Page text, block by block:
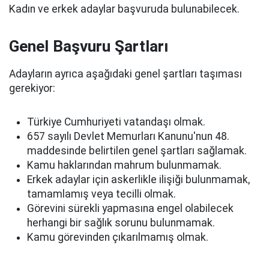
Kadın ve erkek adaylar başvuruda bulunabilecek.
Genel Başvuru Şartları
Adayların ayrıca aşağıdaki genel şartları taşıması
gerekiyor:
Türkiye Cumhuriyeti vatandaşı olmak.
657 sayılı Devlet Memurları Kanunu'nun 48.
maddesinde belirtilen genel şartları sağlamak.
Kamu haklarından mahrum bulunmamak.
Erkek adaylar için askerlikle ilişiği bulunmamak,
tamamlamış veya tecilli olmak.
Görevini sürekli yapmasına engel olabilecek
herhangi bir sağlık sorunu bulunmamak.
Kamu görevinden çıkarılmamış olmak.